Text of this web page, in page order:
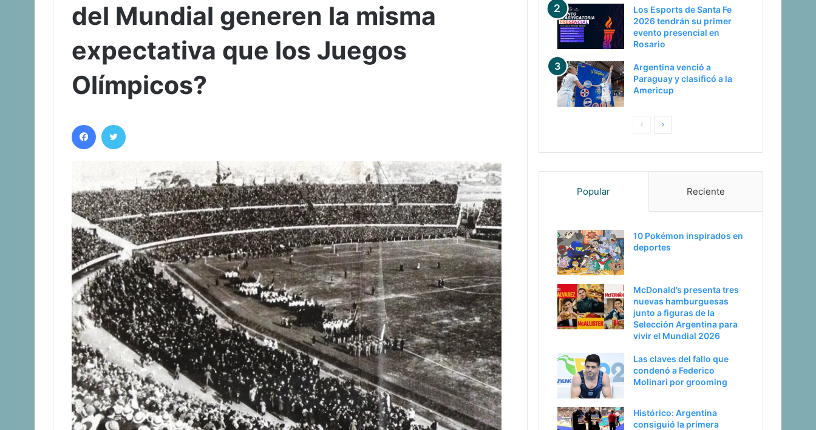
del Mundial generen la misma
expectativa que los Juegos
Olímpicos?
Facebook
Los Esports de Santa Fe
2026 tendrán su primer
evento presencial en
Rosario
Argentina venció a
Paraguay y clasificó a la
Americup
PaginaSiguiente
Popular Reciente
10 Pokémon inspirados en
deportes
McDonald’s presenta tres
nuevas hamburguesas
junto a figuras de la
Selección Argentina para
vivir el Mundial 2026
Las claves del fallo que
condenó a Federico
Molinari por grooming
Histórico: Argentina
consiguió la primera